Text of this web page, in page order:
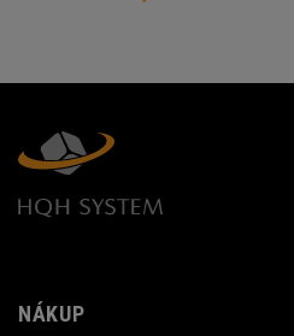
NÁKUP